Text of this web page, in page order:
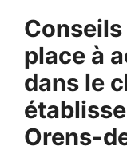
place à
dans le
Orens-